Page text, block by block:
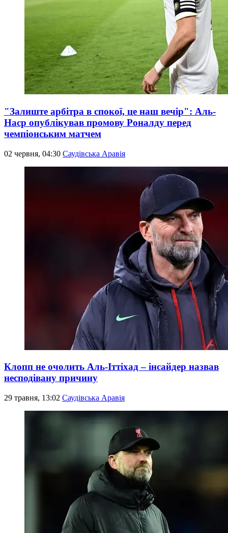
"Залиште арбітра в спокої, це наш вечір": Аль-
Наср опублікував промову Роналду перед
чемпіонським матчем
02 червня, 04:30 Саудівська Аравія
Клопп не очолить Аль-Іттіхад – інсайдер назвав
несподівану причину
29 травня, 13:02 Саудівська Аравія